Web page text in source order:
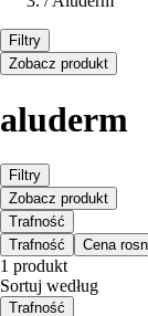
Filtry
Zobacz produkt
aluderm
Filtry
Zobacz produkt
Trafność
Trafność
Cena
1 produkt
Sortuj według
Trafność